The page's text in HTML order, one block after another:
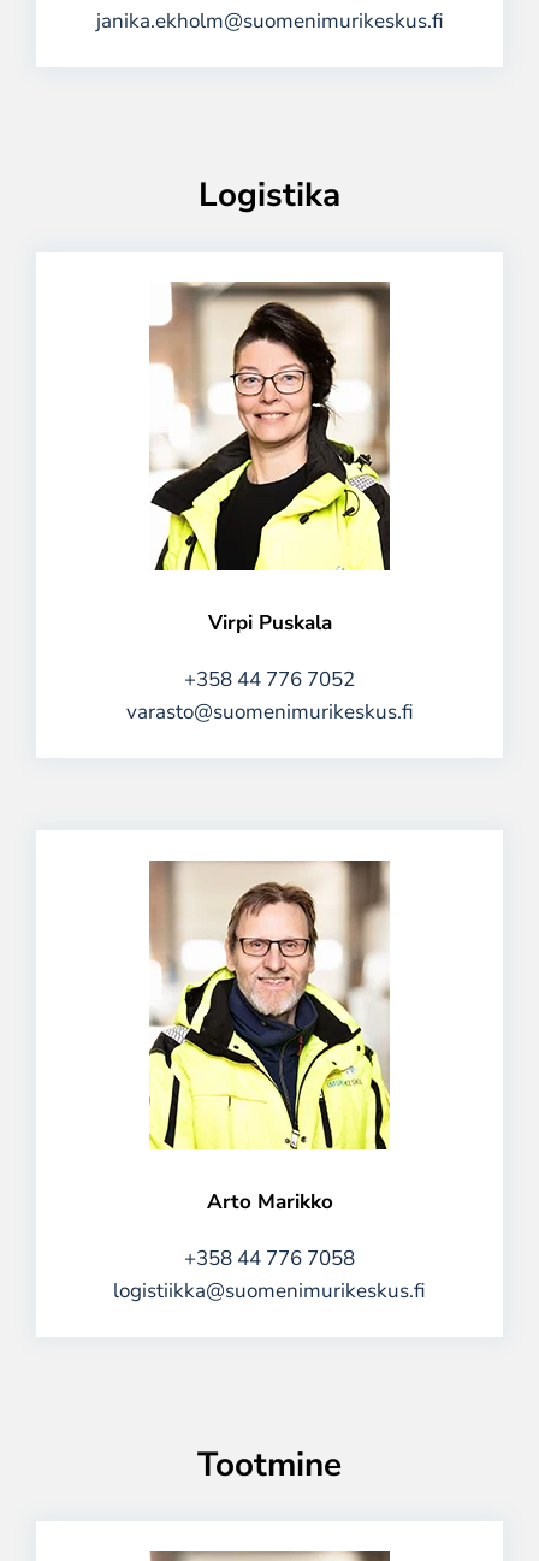
janika.ekholm@suomenimurikeskus.fi
Logistika
Virpi Puskala
+358 44 776 7052
varasto@suomenimurikeskus.fi
Arto Marikko
+358 44 776 7058
logistiikka@suomenimurikeskus.fi
Tootmine